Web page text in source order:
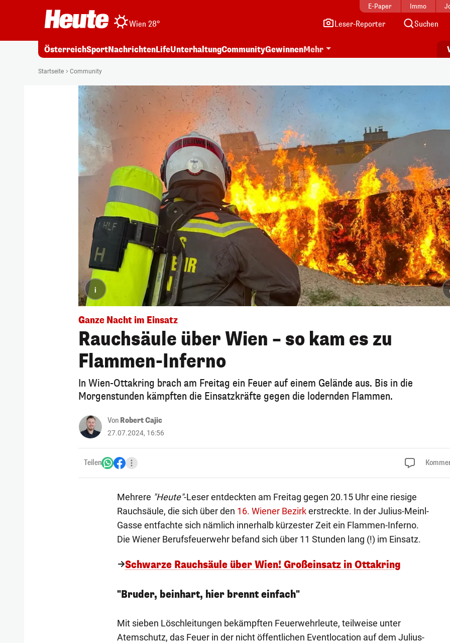
E-Paper Immo
Wien 28° Leser-Reporter Suchen
ÖsterreichSportNachrichtenLifeUnterhaltungCommunityGewinnenMehr
Startseite Community
i
Ganze Nacht im Einsatz
Rauchsäule über Wien – so kam es zu
Flammen-Inferno
In Wien-Ottakring brach am Freitag ein Feuer auf einem Gelände aus. Bis in die
Morgenstunden kämpften die Einsatzkräfte gegen die lodernden Flammen.
Von Robert Cajic
27.07.2024, 16:56
Teilen
Mehrere "Heute"-Leser entdeckten am Freitag gegen 20.15 Uhr eine riesige
Rauchsäule, die sich über den 16. Wiener Bezirkerstreckte. In der Julius-Meinl-
Gasse entfachte sich nämlich innerhalb kürzester Zeit ein Flammen-Inferno.
Die Wiener Berufsfeuerwehr befand sich über 11 Stunden lang (!) im Einsatz.
Schwarze Rauchsäule über Wien! Großeinsatz in Ottakring
"Bruder, beinhart, hier brennt einfach"
Mit sieben Löschleitungen bekämpften Feuerwehrleute, teilweise unter
Atemschutz, das Feuer in der nicht öffentlichen Eventlocation auf dem Julius-